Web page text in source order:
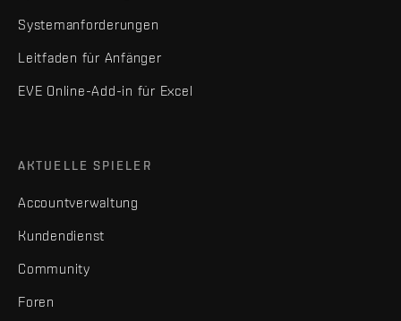
Systemanforderungen
Leitfaden für Anfänger
EVE Online-Add-in für Excel
AKTUELLE SPIELER
Accountverwaltung
Kundendienst
Community
Foren